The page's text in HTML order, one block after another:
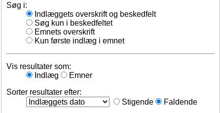
Søg i:
Indlæggets overskrift og beskedfelt
Søg kun i beskedfeltet
Emnets overskrift
Kun første indlæg i emnet
Vis resultater som:
Indlæg
Emner
Sorter resultater efter:
Stigende
Faldende